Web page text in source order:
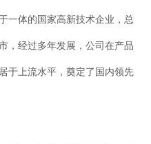
一体的国家高新技术企业，总
，经过多年发展，公司在产品
于上流水平，奠定了国内领先